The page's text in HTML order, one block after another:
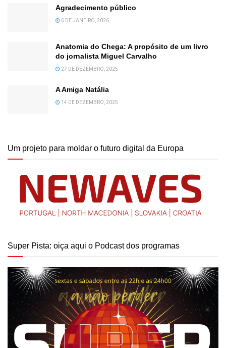
Agradecimento público
6 DE JANEIRO, 2026
Anatomia do Chega: A propósito de um livro
do jornalista Miguel Carvalho
27 DE DEZEMBRO, 2025
A Amiga Natália
14 DE DEZEMBRO, 2025
Um projeto para moldar o futuro digital da Europa
Super Pista: oiça aqui o Podcast dos programas